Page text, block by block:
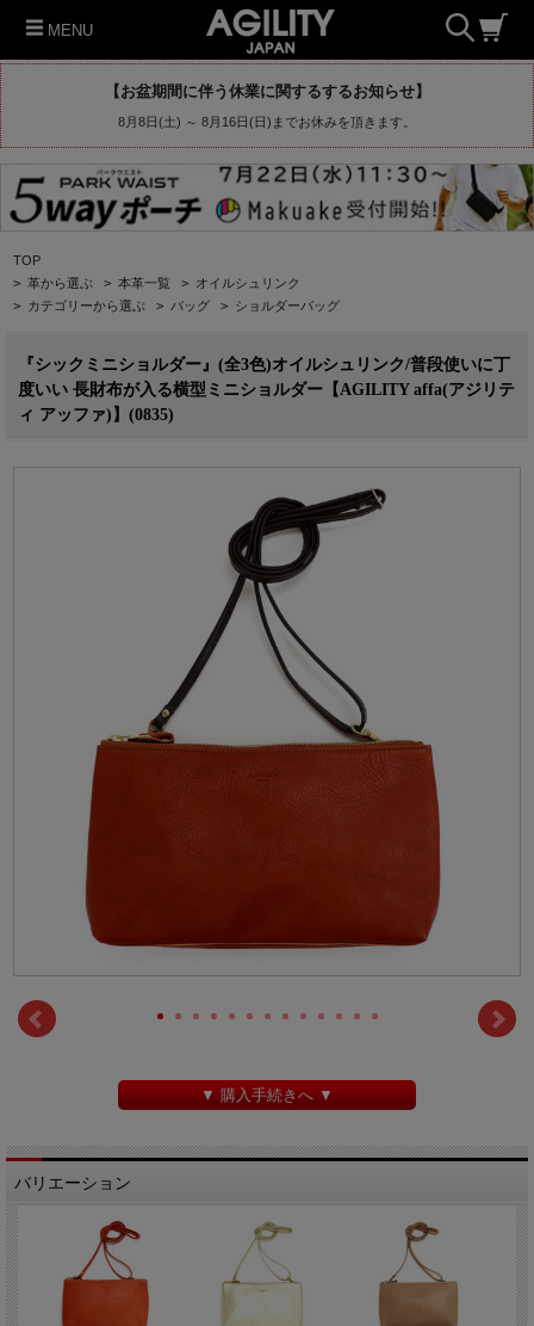
MENU
【お盆期間に伴う休業に関するするお知らせ】
8月8日(土) ～ 8月16日(日)までお休みを頂きます。
TOP
> 革から選ぶ > 本革一覧 > オイルシュリンク
> カテゴリーから選ぶ > バッグ > ショルダーバッグ
『シックミニショルダー』(全3色)オイルシュリンク/普段使いに丁
度いい 長財布が入る横型ミニショルダー【AGILITY affa(アジリテ
ィ アッファ)】(0835)
▼ 購入手続きへ ▼
バリエーション